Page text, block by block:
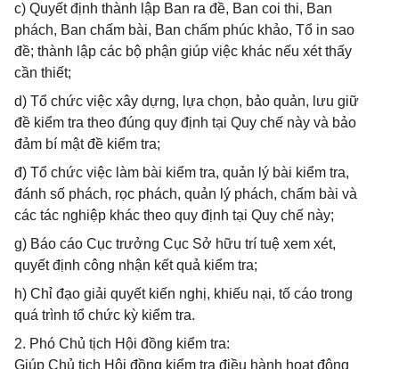
c) Quyết định thành lập Ban ra đề, Ban coi thi, Ban
phách, Ban chấm bài, Ban chấm phúc khảo, Tổ in sao
đề; thành lập các bộ phận giúp việc khác nếu xét thấy
cần thiết;
d) Tổ chức việc xây dựng, lựa chọn, bảo quản, lưu giữ
đề kiểm tra theo đúng quy định tại Quy chế này và bảo
đảm bí mật đề kiểm tra;
đ) Tổ chức việc làm bài kiểm tra, quản lý bài kiểm tra,
đánh số phách, rọc phách, quản lý phách, chấm bài và
các tác nghiệp khác theo quy định tại Quy chế này;
g) Báo cáo Cục trưởng Cục Sở hữu trí tuệ xem xét,
quyết định công nhận kết quả kiểm tra;
h) Chỉ đạo giải quyết kiến nghị, khiếu nại, tố cáo trong
quá trình tổ chức kỳ kiểm tra.
2. Phó Chủ tịch Hội đồng kiểm tra:
Giúp Chủ tịch Hội đồng kiểm tra điều hành hoạt động